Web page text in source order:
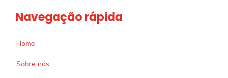
Navegação rápida
Home
Sobre nós